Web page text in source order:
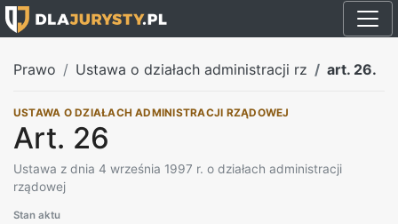
Prawo Ustawa o działach administracji rz art. 26.
USTAWA O DZIAŁACH ADMINISTRACJI RZĄDOWEJ
Art. 26
Ustawa z dnia 4 września 1997 r. o działach administracji
rządowej
Stan aktu